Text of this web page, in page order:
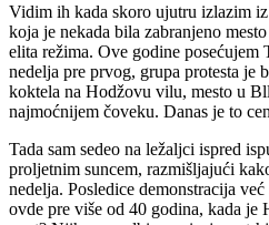
Vidim ih kada skoro ujutru izlazim
koja je nekada bila zabranjeno
elita režima. Ove godine
nedelja pre prvog, grupa protesta
koktela na Hodžovu vilu, mesto u
najmoćnijem čoveku. Danas je to
Tada sam sedeo na ležaljci ispred
proljetnim suncem, razmišljajući
nedelja. Posledice demonstracija
ovde pre više od 40 godina, kada je